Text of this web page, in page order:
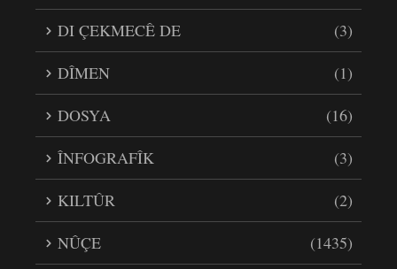
DI ÇEKMECÊ DE
(3)
DÎMEN
(1)
DOSYA
(16)
ÎNFOGRAFÎK
(3)
KILTÛR
(2)
NÛÇE
(1435)